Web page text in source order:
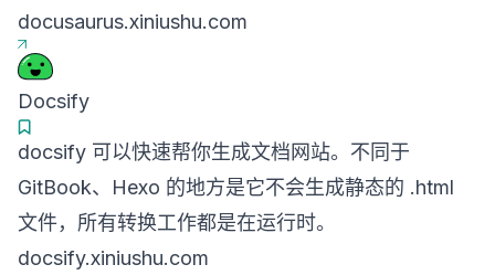
docusaurus.xiniushu.com
Docsify
docsify 可以快速帮你生成文档网站。不同于
GitBook、Hexo 的地方是它不会生成静态的 .html
文件，所有转换工作都是在运行时。
docsify.xiniushu.com